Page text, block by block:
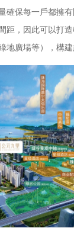
確保每一戶都擁
距，因此可以打
地廣場等），構